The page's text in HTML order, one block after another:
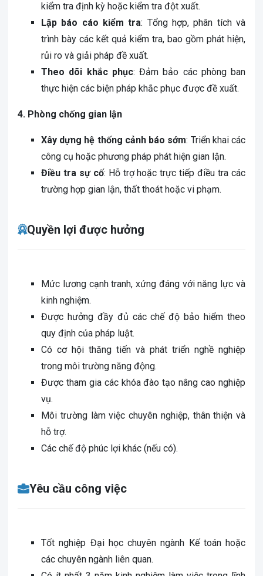
kiểm tra định kỳ hoặc kiểm tra đột xuất.
Lập báo cáo kiểm tra: Tổng hợp, phân tích và
trình bày các kết quả kiểm tra, bao gồm phát hiện,
rủi ro và giải pháp đề xuất.
Theo dõi khắc phục: Đảm bảo các phòng ban
thực hiện các biện pháp khắc phục được đề xuất.
4. Phòng chống gian lận
Xây dựng hệ thống cảnh báo sớm: Triển khai các
công cụ hoặc phương pháp phát hiện gian lận.
Điều tra sự cố: Hỗ trợ hoặc trực tiếp điều tra các
trường hợp gian lận, thất thoát hoặc vi phạm.
Quyền lợi được hưởng
Mức lương cạnh tranh, xứng đáng với năng lực và
kinh nghiệm.
Được hưởng đầy đủ các chế độ bảo hiểm theo
quy định của pháp luật.
Có cơ hội thăng tiến và phát triển nghề nghiệp
trong môi trường năng động.
Được tham gia các khóa đào tạo nâng cao nghiệp
vụ.
Môi trường làm việc chuyên nghiệp, thân thiện và
hỗ trợ.
Các chế độ phúc lợi khác (nếu có).
Yêu cầu công việc
Tốt nghiệp Đại học chuyên ngành Kế toán hoặc
các chuyên ngành liên quan.